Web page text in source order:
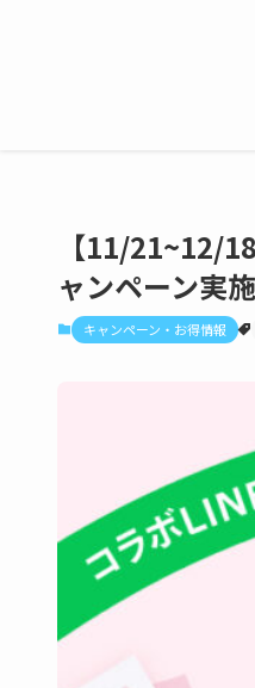
【11/21~12/
ャンペーン実施
キャンペーン・お得情報